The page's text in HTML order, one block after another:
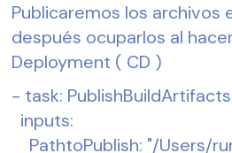
Publicaremos los archivos
después ocuparlos al
Deployment ( CD )
- task:
inputs: